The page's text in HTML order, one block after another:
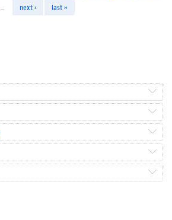
next › last »